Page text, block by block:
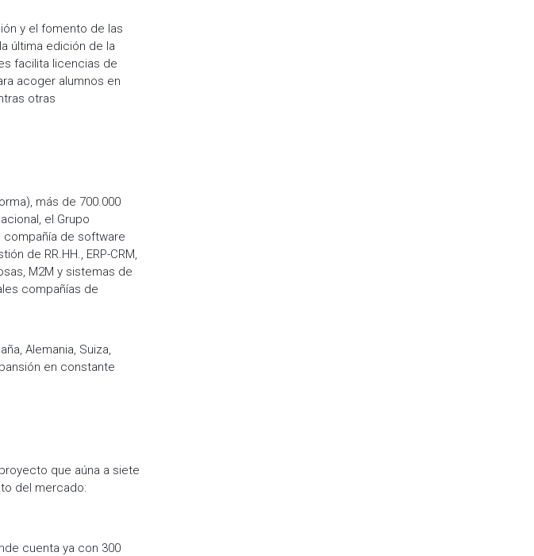
y el fomento de las
última edición de la
facilita licencias de
acoger alumnos en
otras
más de 700.000
el Grupo
de software
de RR.HH., ERP-CRM,
M2M y sistemas de
compañías de
Alemania, Suiza,
en constante
que aúna a siete
del mercado:
cuenta ya con 300